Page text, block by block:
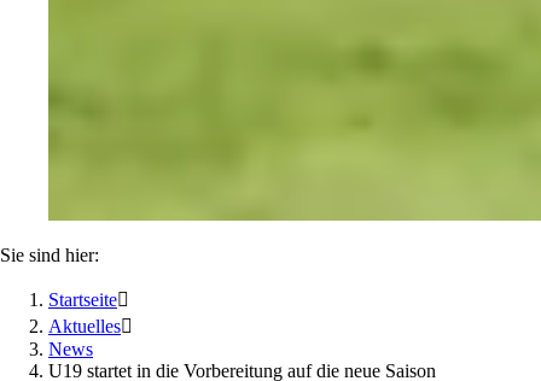
Sie sind hier:
Startseite
Aktuelles
News
U19 startet in die Vorbereitung auf die neue Saison